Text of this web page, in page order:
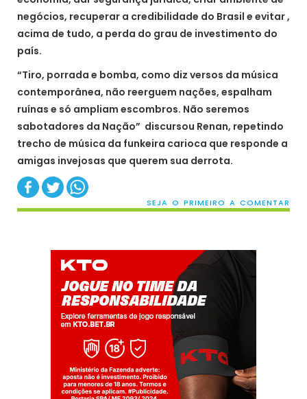
negócios, recuperar a credibilidade do Brasil e evitar ,
acima de tudo, a perda do grau de investimento do
país.
“Tiro, porrada e bomba, como diz versos da música
contemporânea, não reerguem nações, espalham
ruínas e só ampliam escombros. Não seremos
sabotadores da Nação” discursou Renan, repetindo
trecho de música da funkeira carioca que responde a
amigas invejosas que querem sua derrota.
SEJA O PRIMEIRO A COMENTAR